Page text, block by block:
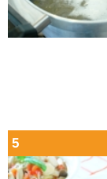
5